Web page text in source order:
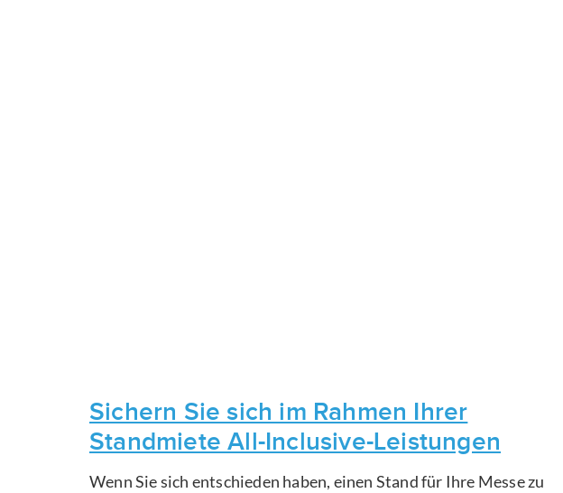
Sichern Sie sich im Rahmen Ihrer
Standmiete All-Inclusive-Leistungen
Wenn Sie sich entschieden haben, einen Stand für Ihre Messe zu